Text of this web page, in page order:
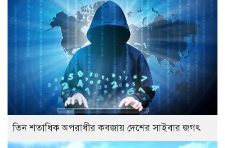
তিন শতাধিক অপরাধীর কবজায় দেশের সাইবার জগৎ